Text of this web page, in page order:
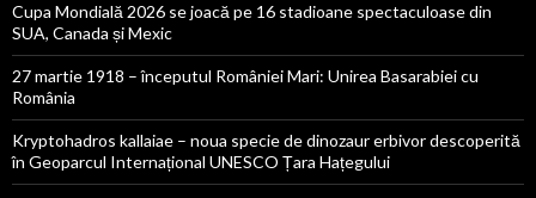
Cupa Mondială 2026 se joacă pe 16 stadioane spectaculoase din
SUA, Canada și Mexic
27 martie 1918 – începutul României Mari: Unirea Basarabiei cu
România
Kryptohadros kallaiae – noua specie de dinozaur erbivor descoperită
în Geoparcul Internațional UNESCO Țara Hațegului